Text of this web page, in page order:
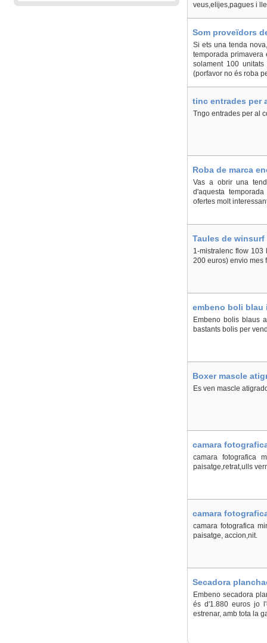
veus,elijes,pagues i
Som proveïdors
En València, Oliva
Si ets una tenda
temporada primavera
solament 100
(porfavor no és roba
tinc entrades per
Tngo entrades per al
Roba de marca
Vas a obrir una
d'aquesta
ofertes molt
Taules de winsurf
1-mistralenc flow 103
200 euros) envio mes
embeno boli blau
Embeno bolis blaus
bastants bolis per
Boxer mascle
Es ven mascle
camara
camara fotografica
paisatge,retrat,ulls
camara
camara fotografica
paisatge, accion,nit.
Secadora
Embeno secadora
és d'1.880 euros jo
estrenar, amb tota la